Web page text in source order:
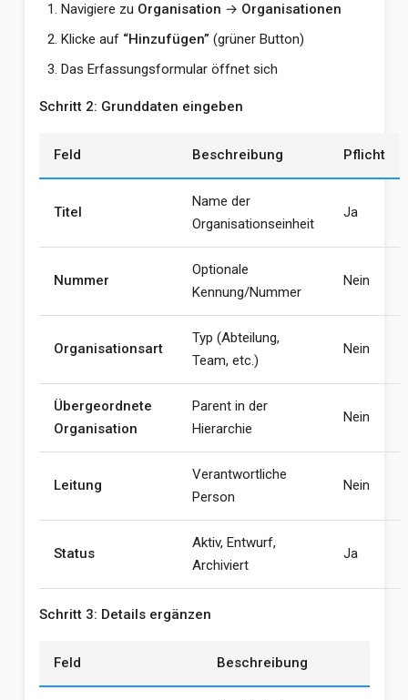
Navigiere zu Organisation → Organisationen
Klicke auf “Hinzufügen” (grüner Button)
Das Erfassungsformular öffnet sich
Schritt 2: Grunddaten eingeben
Feld Beschreibung Pflicht
Titel
Name der
Organisationseinheit
Ja
Nummer
Optionale
Kennung/Nummer
Nein
Organisationsart
Typ (Abteilung,
Team, etc.)
Nein
Übergeordnete
Organisation
Parent in der
Hierarchie
Nein
Leitung
Verantwortliche
Person
Nein
Status
Aktiv, Entwurf,
Archiviert
Ja
Schritt 3: Details ergänzen
Feld Beschreibung